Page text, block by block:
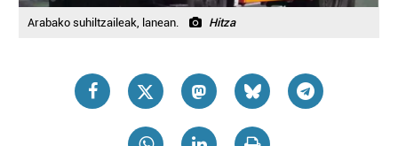
Arabako suhiltzaileak, lanean. Hitza